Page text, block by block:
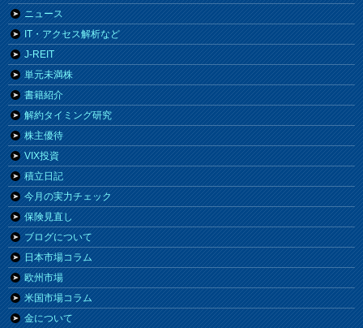
ニュース
IT・アクセス解析など
J-REIT
単元未満株
書籍紹介
解約タイミング研究
株主優待
VIX投資
積立日記
今月の実力チェック
保険見直し
ブログについて
日本市場コラム
欧州市場
米国市場コラム
金について